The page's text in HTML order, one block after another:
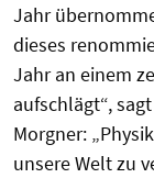
Jahr
dieses
Jahr an einem
aufschlägt“,
Morgner:
unsere Welt zu